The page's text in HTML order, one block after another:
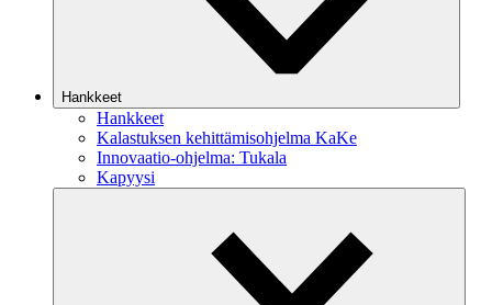
Hankkeet
Hankkeet
Kalastuksen kehittämisohjelma KaKe
Innovaatio-ohjelma: Tukala
Kapyysi